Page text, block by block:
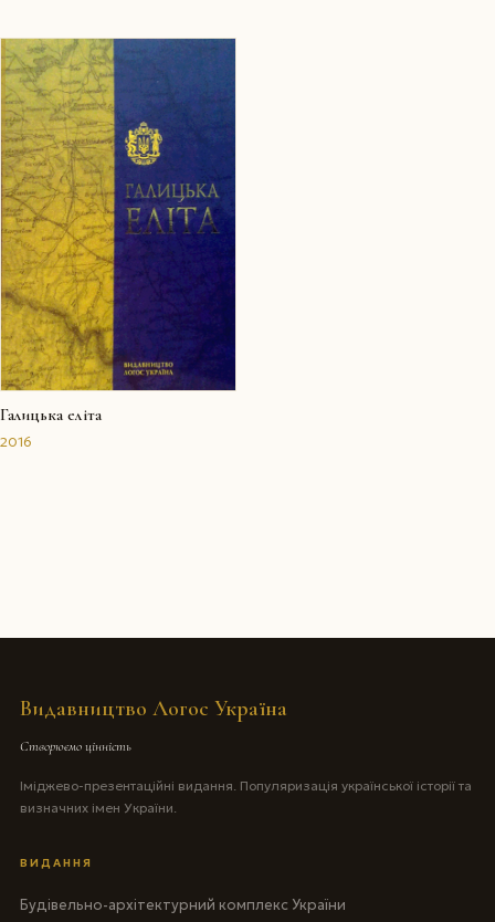
Галицька еліта
2016
Видавництво Логос Україна
Створюємо цінність
Іміджево-презентаційні видання. Популяризація української історії та
визначних імен України.
ВИДАННЯ
Будівельно-архітектурний комплекс України